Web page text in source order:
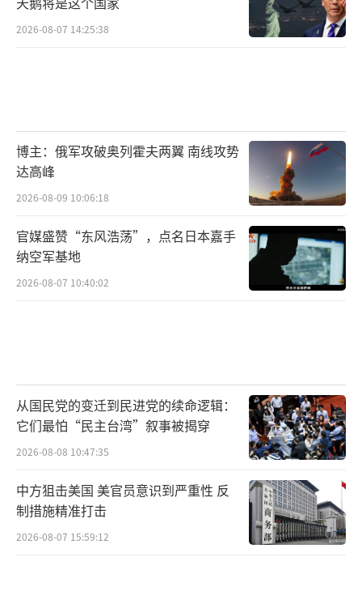
2026-08-07 14:25:38
博主：俄军攻破奥列霍夫两翼 南线攻势
达高峰
2026-08-09 10:06:18
官媒盛赞“东风浩荡”，点名日本嘉手
纳空军基地
2026-08-07 10:40:02
从国民党的变迁到民进党的续命逻辑：
它们最怕“民主台湾”叙事被揭穿
2026-08-08 10:47:35
中方狙击美国 美官员意识到严重性 反
制措施精准打击
2026-08-07 15:59:12